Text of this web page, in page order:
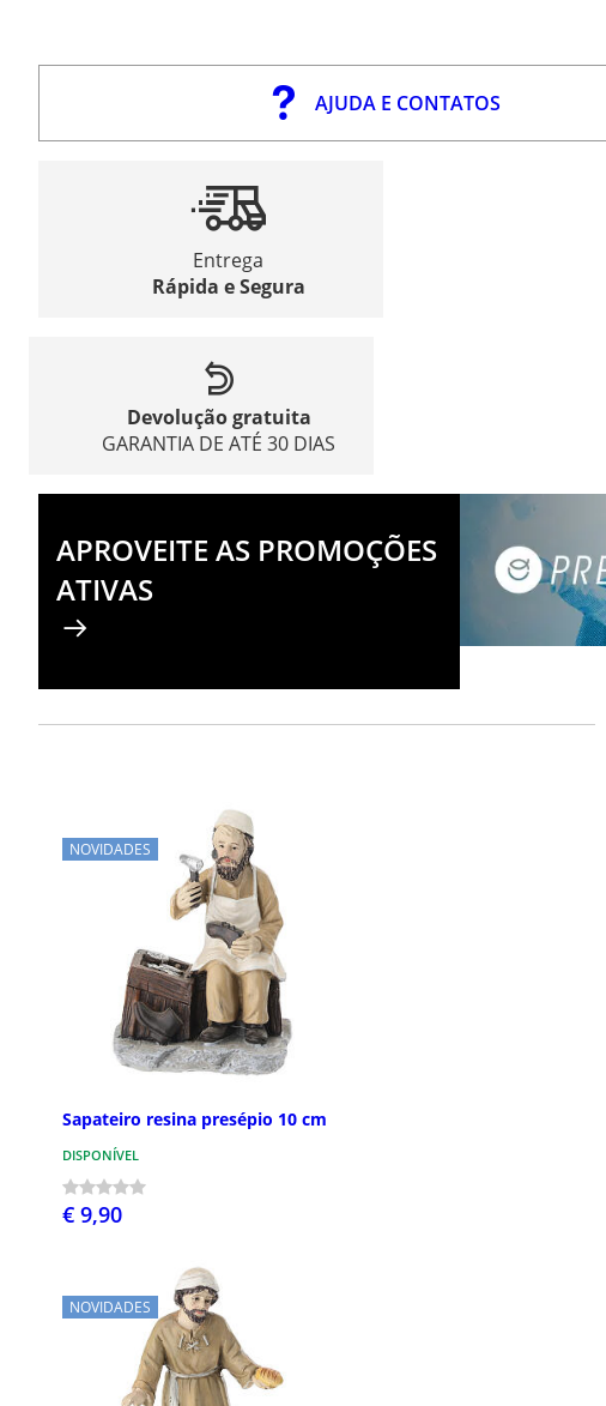
AJUDA E CONTATOS
Entrega
Rápida e Segura
Devolução gratuita
GARANTIA DE ATÉ 30 DIAS
APROVEITE AS PROMOÇÕES
ATIVAS
NOVIDADES
Sapateiro resina presépio 10 cm
DISPONÍVEL
€ 9,90
NOVIDADES